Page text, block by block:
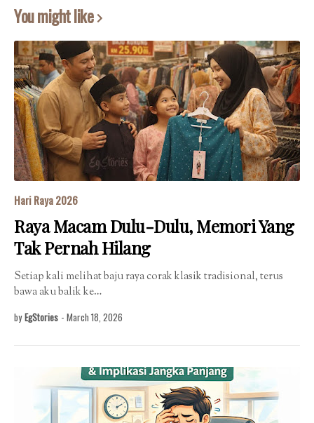
You might like
Hari Raya 2026
Raya Macam Dulu-Dulu, Memori Yang
Tak Pernah Hilang
Setiap kali melihat baju raya corak klasik tradisional, terus
bawa aku balik ke…
by EgStories - March 18, 2026